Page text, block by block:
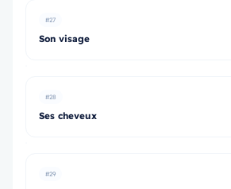
#27
Son visage
#28
Ses cheveux
#29